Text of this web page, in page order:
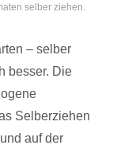
selber ziehen.
– selber
besser. Die
Selberziehen
auf der